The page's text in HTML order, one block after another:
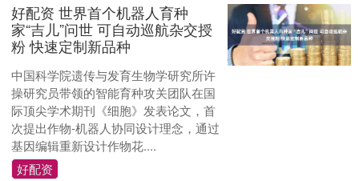
好配资 世界首个机器人育种
家“吉儿”问世 可自动巡航杂交授
粉 快速定制新品种
中国科学院遗传与发育生物学研究所许
操研究员带领的智能育种攻关团队在国
际顶尖学术期刊《细胞》发表论文，首
次提出作物-机器人协同设计理念，通过
基因编辑重新设计作物花....
好配资